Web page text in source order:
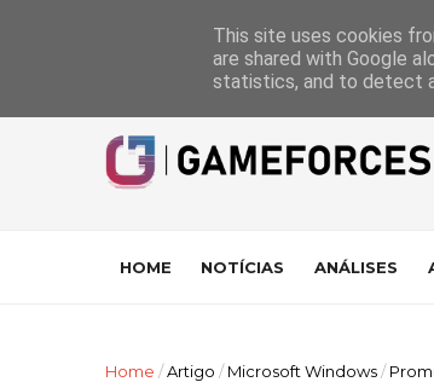
A equipa Pontuações das
HOME NOTÍCIAS ANÁLISES
Home /Artigo / Microsoft Windows/
This site uses cookies
are shared with Google
statistics, and to detect